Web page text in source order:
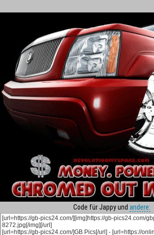
Code für Jappy und andere: